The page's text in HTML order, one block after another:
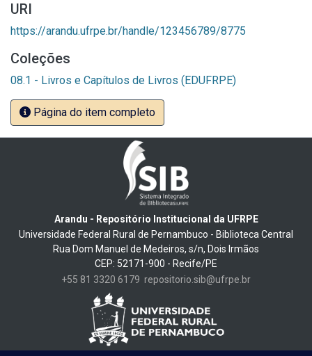
URI
https://arandu.ufrpe.br/handle/123456789/8775
Coleções
08.1 - Livros e Capítulos de Livros (EDUFRPE)
Página do item completo
Arandu - Repositório Institucional da UFRPE
Universidade Federal Rural de Pernambuco - Biblioteca Central
Rua Dom Manuel de Medeiros, s/n, Dois Irmãos
CEP: 52171-900 - Recife/PE
+55 81 3320 6179 repositorio.sib@ufrpe.br